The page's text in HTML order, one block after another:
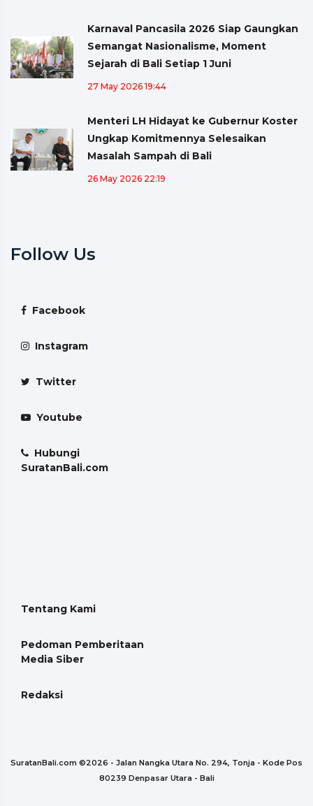
Karnaval Pancasila 2026 Siap Gaungkan
Semangat Nasionalisme, Moment
Sejarah di Bali Setiap 1 Juni
27 May 2026 19:44
Menteri LH Hidayat ke Gubernur Koster
Ungkap Komitmennya Selesaikan
Masalah Sampah di Bali
26 May 2026 22:19
Follow Us
Facebook
Instagram
Twitter
Youtube
Hubungi
SuratanBali.com
Tentang Kami
Pedoman Pemberitaan
Media Siber
Redaksi
SuratanBali.com ©2026 - Jalan Nangka Utara No. 294, Tonja - Kode Pos
80239 Denpasar Utara - Bali